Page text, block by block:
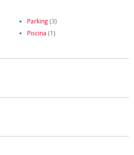
Parking(3)
Piscina (1)